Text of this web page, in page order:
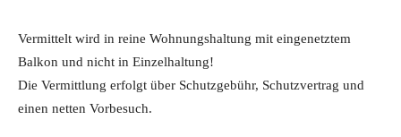
Vermittelt wird in reine Wohnungshaltung mit eingenetztem
Balkon und nicht in Einzelhaltung!
Die Vermittlung erfolgt über Schutzgebühr, Schutzvertrag und
einen netten Vorbesuch.